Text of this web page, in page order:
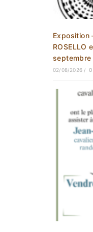
Exposition
ROSELLO
septembre
02/08/2026 / 0